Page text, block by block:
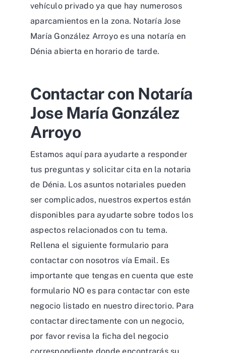
vehículo privado ya que hay numerosos
aparcamientos en la zona. Notaría Jose
María González Arroyo es una notaría en
Dénia abierta en horario de tarde.
Contactar con Notaría
Jose María González
Arroyo
Estamos aquí para ayudarte a responder
tus preguntas y solicitar cita en la notaria
de Dénia. Los asuntos notariales pueden
ser complicados, nuestros expertos están
disponibles para ayudarte sobre todos los
aspectos relacionados con tu tema.
Rellena el siguiente formulario para
contactar con nosotros vía Email. Es
importante que tengas en cuenta que este
formulario NO es para contactar con este
negocio listado en nuestro directorio. Para
contactar directamente con un negocio,
por favor revisa la ficha del negocio
correspondiente donde encontrarás su